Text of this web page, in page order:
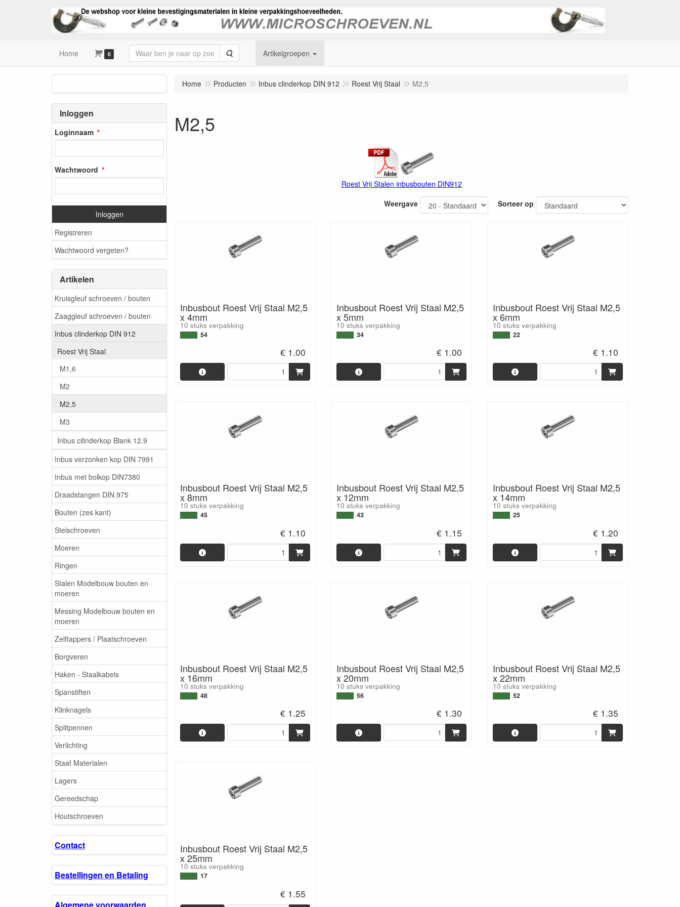
Home 0 Zoeken Artikelgroepen
Inloggen
Loginnaam
Wachtwoord
Inloggen
Registreren
Wachtwoord vergeten?
Artikelen
Kruisgleuf schroeven / bouten
Zaaggleuf schroeven / bouten
Inbus clinderkop DIN 912
Roest Vrij Staal
M1,6
M2
M2,5
M3
Inbus cilinderkop Blank 12.9
Inbus verzonken kop DIN 7991
Inbus met bolkop DIN7380
Draadstangen DIN 975
Bouten (zes kant)
Stelschroeven
Moeren
Ringen
Stalen Modelbouw bouten en
moeren
Messing Modelbouw bouten en
moeren
Zelftappers / Plaatschroeven
Borgveren
Haken - Staalkabels
Spanstiften
Klinknagels
Splitpennen
Verlichting
Staaf Materialen
Lagers
Gereedschap
Houtschroeven
Contact
Bestellingen en Betaling
Algemene voorwaarden
Home Producten Inbus clinderkop DIN 912 Roest Vrij Staal M2,5
M2,5
Roest Vrij Stalen inbusbouten DIN912
Weergave
Sorteer op
Inbusbout Roest Vrij Staal M2,5
x 4mm
10 stuks verpakking
54
€ 1.00
Inbusbout Roest Vrij Staal M2,5
x 5mm
10 stuks verpakking
34
€ 1.00
Inbusbout Roest Vrij Staal M2,5
x 6mm
10 stuks verpakking
22
€ 1.10
Inbusbout Roest Vrij Staal M2,5
x 8mm
10 stuks verpakking
45
€ 1.10
Inbusbout Roest Vrij Staal M2,5
x 12mm
10 stuks verpakking
43
€ 1.15
Inbusbout Roest Vrij Staal M2,5
x 14mm
10 stuks verpakking
25
€ 1.20
Inbusbout Roest Vrij Staal M2,5
x 16mm
10 stuks verpakking
48
€ 1.25
Inbusbout Roest Vrij Staal M2,5
x 20mm
10 stuks verpakking
56
€ 1.30
Inbusbout Roest Vrij Staal M2,5
x 22mm
10 stuks verpakking
52
€ 1.35
Inbusbout Roest Vrij Staal M2,5
x 25mm
10 stuks verpakking
17
€ 1.55